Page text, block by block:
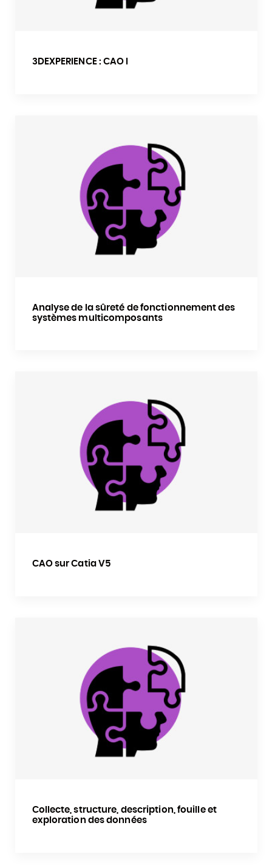
3DEXPERIENCE : CAO I
Analyse de la sûreté de fonctionnement des
systèmes multicomposants
CAO sur Catia V5
Collecte, structure, description, fouille et
exploration des données